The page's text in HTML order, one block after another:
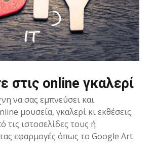
στις online γκαλερί
να σας εμπνεύσει και
μουσεία, γκαλερί κι εκθέσεις
τις ιστοσελίδες τους ή
εφαρμογές όπως το Google Art